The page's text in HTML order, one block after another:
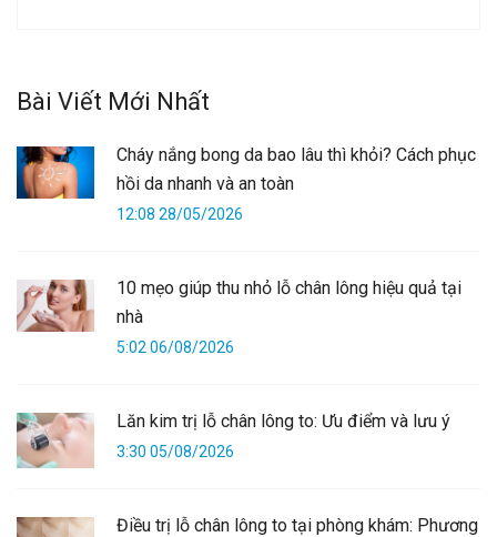
Bài Viết Mới Nhất
Cháy nắng bong da bao lâu thì khỏi? Cách phục
hồi da nhanh và an toàn
12:08 28/05/2026
10 mẹo giúp thu nhỏ lỗ chân lông hiệu quả tại
nhà
5:02 06/08/2026
Lăn kim trị lỗ chân lông to: Ưu điểm và lưu ý
3:30 05/08/2026
Điều trị lỗ chân lông to tại phòng khám: Phương